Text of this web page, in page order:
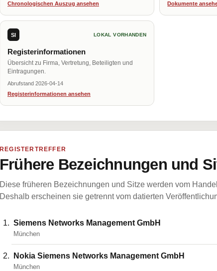
Chronologischen Auszug ansehen
Dokumente
SI LOKAL VORHANDEN
Registerinformationen
Übersicht zu Firma, Vertretung, Beteiligten und
Eintragungen.
Abrufstand 2026-04-14
Registerinformationen ansehen
REGISTERTREFFER
Frühere Bezeichnungen und
Diese früheren Bezeichnungen und Sitze werden vom
Deshalb erscheinen sie getrennt vom datierten
Siemens Networks Management GmbH
München
Nokia Siemens Networks Management GmbH
München